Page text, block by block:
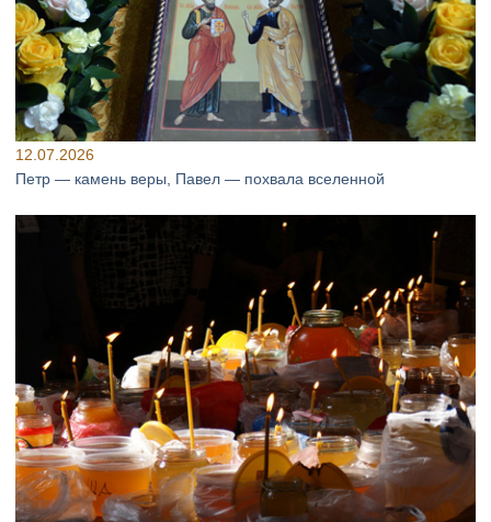
12.07.2026
Петр — камень веры, Павел — похвала вселенной